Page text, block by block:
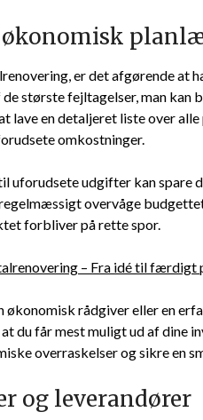
økonomisk
er det afgørende at
største fejltagelser, man kan
lave en detaljeret liste over
omkostninger.
udgifter kan spare
overvåge
forbliver på rette spor.
– Fra idé til færdigt
økonomisk rådgiver eller en
du får mest muligt ud af dine
overraskelser og sikre en
og leverandører